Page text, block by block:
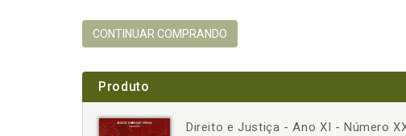
CONTINUAR COMPRANDO
Produto
Direito e Justiça - Ano XI - Número
- +